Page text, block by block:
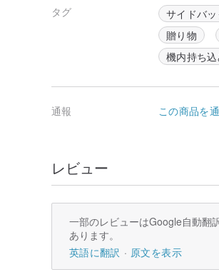
タグ サイドバ
贈り物
機内持ち
通報 この商品を
レビュー
一部のレビューはGoogle自動翻
あります。
英語に翻訳
原文を表示